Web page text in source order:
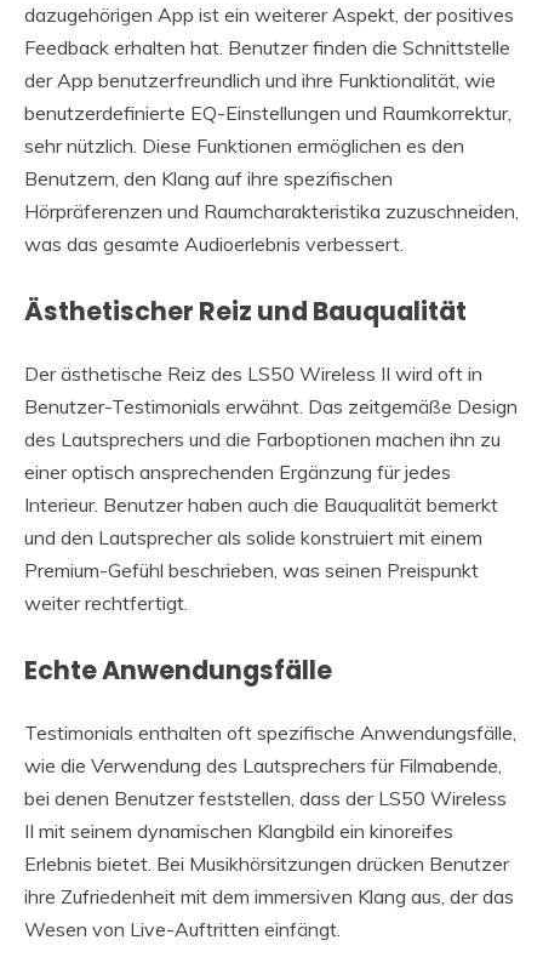
dazugehörigen App ist ein weiterer Aspekt, der positives
Feedback erhalten hat. Benutzer finden die Schnittstelle
der App benutzerfreundlich und ihre Funktionalität, wie
benutzerdefinierte EQ-Einstellungen und Raumkorrektur,
sehr nützlich. Diese Funktionen ermöglichen es den
Benutzern, den Klang auf ihre spezifischen
Hörpräferenzen und Raumcharakteristika zuzuschneiden,
was das gesamte Audioerlebnis verbessert.
Ästhetischer Reiz und Bauqualität
Der ästhetische Reiz des LS50 Wireless II wird oft in
Benutzer-Testimonials erwähnt. Das zeitgemäße Design
des Lautsprechers und die Farboptionen machen ihn zu
einer optisch ansprechenden Ergänzung für jedes
Interieur. Benutzer haben auch die Bauqualität bemerkt
und den Lautsprecher als solide konstruiert mit einem
Premium-Gefühl beschrieben, was seinen Preispunkt
weiter rechtfertigt.
Echte Anwendungsfälle
Testimonials enthalten oft spezifische Anwendungsfälle,
wie die Verwendung des Lautsprechers für Filmabende,
bei denen Benutzer feststellen, dass der LS50 Wireless
II mit seinem dynamischen Klangbild ein kinoreifes
Erlebnis bietet. Bei Musikhörsitzungen drücken Benutzer
ihre Zufriedenheit mit dem immersiven Klang aus, der das
Wesen von Live-Auftritten einfängt.